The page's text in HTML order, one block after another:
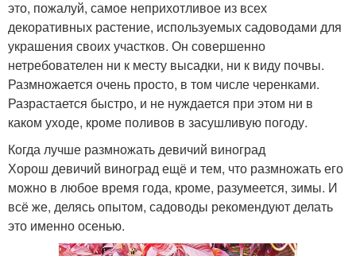
это, пожалуй, самое неприхотливое из всех
декоративных растение, используемых садоводами для
украшения своих участков. Он совершенно
нетребователен ни к месту высадки, ни к виду почвы.
Размножается очень просто, в том числе черенками.
Разрастается быстро, и не нуждается при этом ни в
каком уходе, кроме поливов в засушливую погоду.
Когда лучше размножать девичий виноград
Хорош девичий виноград ещё и тем, что размножать его
можно в любое время года, кроме, разумеется, зимы. И
всё же, делясь опытом, садоводы рекомендуют делать
это именно осенью.